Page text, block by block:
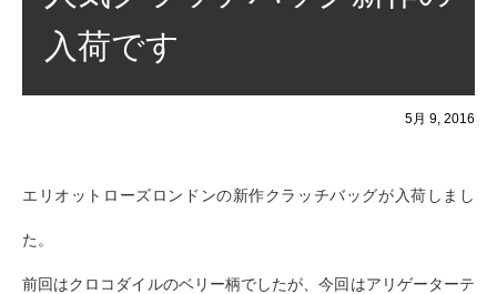
入荷です
5月 9, 2016
エリオットローズロンドンの新作クラッチバッグが入荷しまし
た。
前回はクロコダイルのベリー柄でしたが、今回はアリゲーターテ